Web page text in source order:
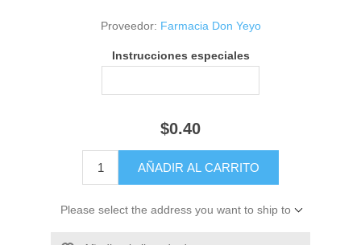
Proveedor: Farmacia Don Yeyo
Instrucciones especiales
$0.40
Please select the address you want to ship to